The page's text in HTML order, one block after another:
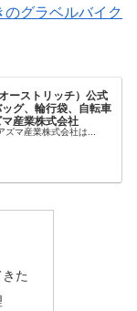
グラベルバイク
ーストリッチ）公式
グ、輪行袋、自転車
産業株式会社
ズマ産業株式会社は...
た